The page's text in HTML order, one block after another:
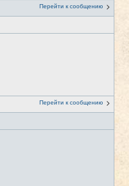
Перейти к сообщению
Перейти к сообщению